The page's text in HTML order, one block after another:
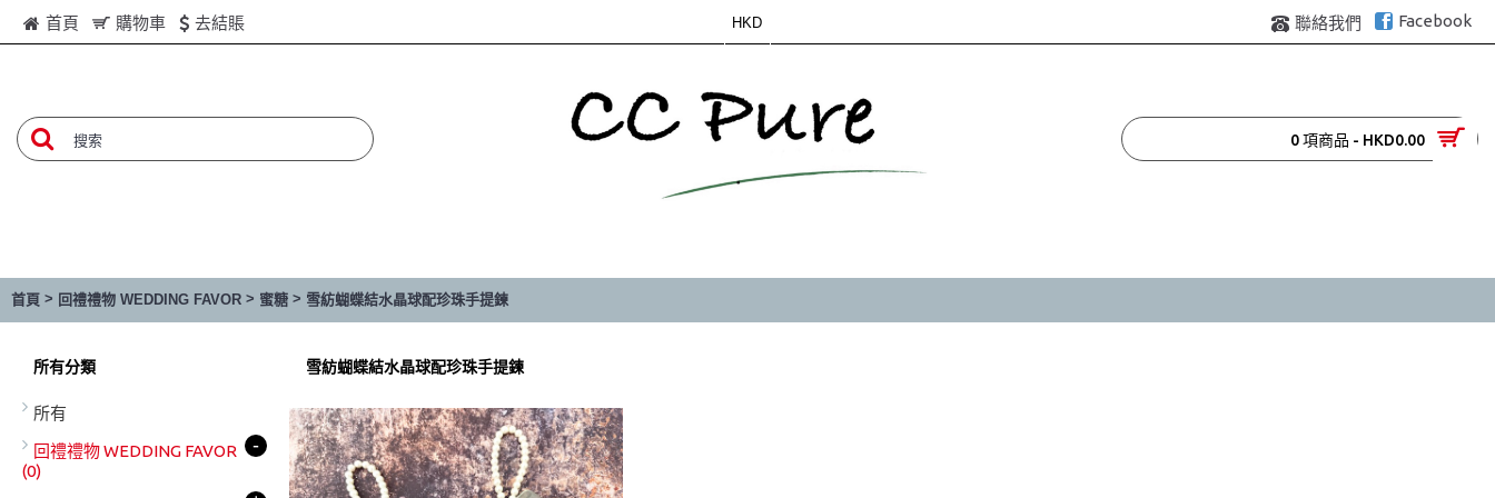
首頁 購物車 去結賬 HKD 聯絡我們 Facebook
0 項商品 - HKD0.00
首頁 > 回禮禮物 WEDDING FAVOR > 蜜糖 > 雪紡蝴蝶結水晶球配珍珠手提鍊
所有分類
所有
回禮禮物 WEDDING FAVOR
(0)
-
雪紡蝴蝶結水晶球配珍珠手提鍊